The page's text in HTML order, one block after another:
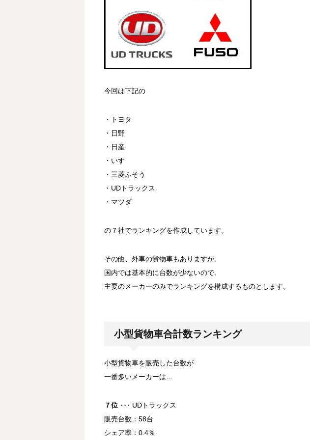
今回は下記の
・トヨタ
・日野
・日産
・いすゞ
・三菱ふそう
・UDトラックス
・マツダ
の７社でランキングを作成しています。
その他、外車の貨物車もありますが、
国内では基本的に台数が少ないので、
主要のメーカーのみでランキングを構成するものとします。
小型貨物車合計数ランキング
小型貨物車を販売した台数が
一番多いメーカーは…
７位 ･･･ UDトラックス
販売台数：58台
シェア率：0.4％